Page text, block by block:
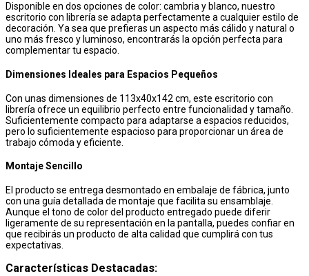
Disponible en dos opciones de color: cambria y blanco, nuestro
escritorio con librería se adapta perfectamente a cualquier estilo de
decoración. Ya sea que prefieras un aspecto más cálido y natural o
uno más fresco y luminoso, encontrarás la opción perfecta para
complementar tu espacio.
Dimensiones Ideales para Espacios Pequeños
Con unas dimensiones de 113x40x142 cm, este escritorio con
librería ofrece un equilibrio perfecto entre funcionalidad y tamaño.
Suficientemente compacto para adaptarse a espacios reducidos,
pero lo suficientemente espacioso para proporcionar un área de
trabajo cómoda y eficiente.
Montaje Sencillo
El producto se entrega desmontado en embalaje de fábrica, junto
con una guía detallada de montaje que facilita su ensamblaje.
Aunque el tono de color del producto entregado puede diferir
ligeramente de su representación en la pantalla, puedes confiar en
que recibirás un producto de alta calidad que cumplirá con tus
expectativas.
Características Destacadas: